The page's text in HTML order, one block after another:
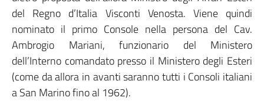
del Regno d’Italia Visconti Venosta. Viene quindi
nominato il primo Console nella persona del Cav.
Ambrogio Mariani, funzionario del Ministero
dell’Interno comandato presso il Ministero degli Esteri
(come da allora in avanti saranno tutti i Consoli italiani
a San Marino fino al 1962).